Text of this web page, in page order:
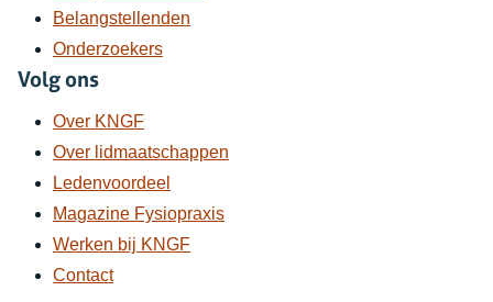
Belangstellenden
Onderzoekers
Volg ons
Over KNGF
Over lidmaatschappen
Ledenvoordeel
Magazine Fysiopraxis
Werken bij KNGF
Contact